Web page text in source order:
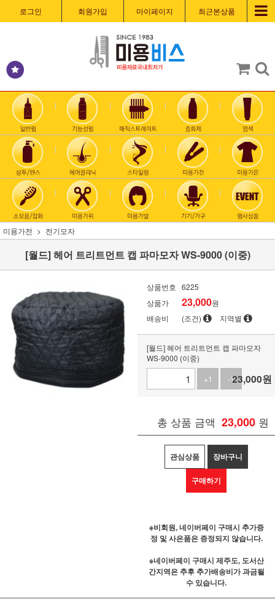
로그인 회원가입 마이페이지 최근본상품
미용가전 전기모자
[월드] 헤어 트리트먼트 캡 파마모자 WS-9000 (이중)
상품번호 6225
상품가
23,000원
배송비
(조건) 지역별
[월드] 헤어 트리트먼트 캡 파마모자
WS-9000 (이중)
+1
-123,000원
총 상품 금액 23,000 원
관심상품 장바구니
구매하기
※비회원, 네이버페이 구매시 추가증
정 및 사은품은 증정되지 않습니다.
※네이버페이 구매시 제주도, 도서산
간지역은 추후 추가배송비가 과금될
수 있습니다.